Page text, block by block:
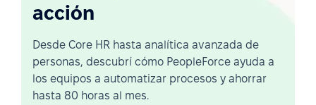
acción
Desde Core HR hasta analítica avanzada de
personas, descubrí cómo PeopleForce ayuda a
los equipos a automatizar procesos y ahorrar
hasta 80 horas al mes.